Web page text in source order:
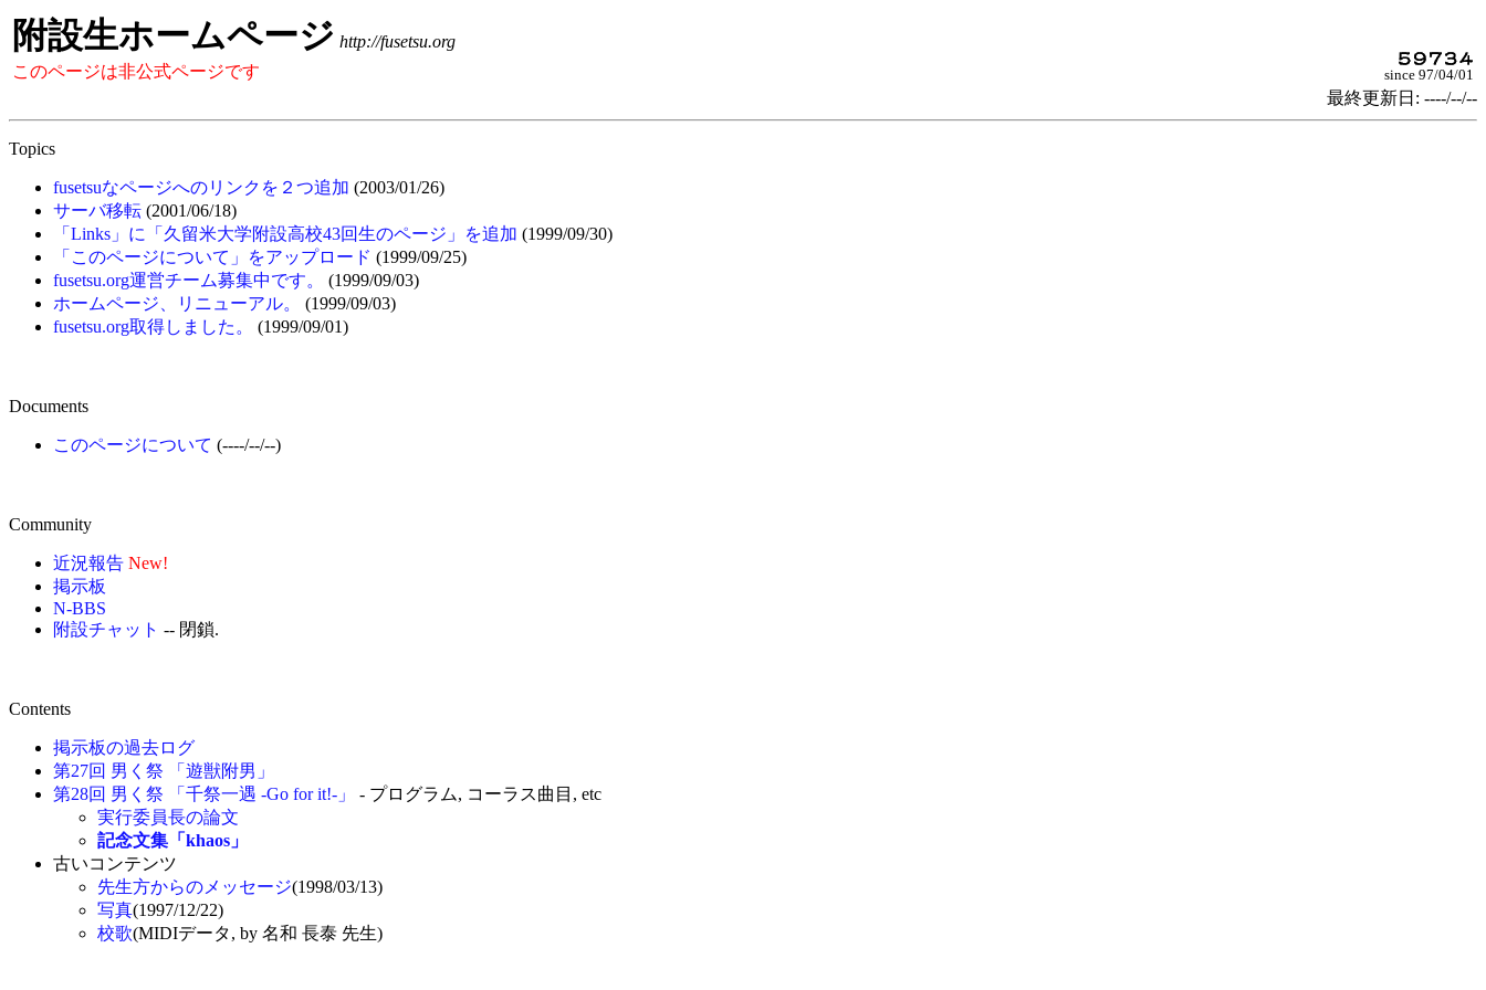
附設生ホームページ http://fusetsu.org
このページは非公式ページです
since 97/04/01
最終更新日: ----/--/--
Topics
fusetsuなページへのリンクを２つ追加 (2003/01/26)
サーバ移転 (2001/06/18)
「Links」に「久留米大学附設高校43回生のページ」を追加 (1999/09/30)
「このページについて」をアップロード (1999/09/25)
fusetsu.org運営チーム募集中です。
(1999/09/03)
ホームページ、リニューアル。
(1999/09/03)
fusetsu.org取得しました。
(1999/09/01)
Documents
このページについて (----/--/--)
Community
近況報告 New!
掲示板
N-BBS
附設チャット -- 閉鎖.
Contents
掲示板の過去ログ
第27回 男く祭 「遊獣附男」
第28回 男く祭 「千祭一遇 -Go for it!-」
- プログラム, コーラス曲目, etc
実行委員長の論文
記念文集「khaos」
古いコンテンツ
先生方からのメッセージ(1998/03/13)
写真(1997/12/22)
校歌(MIDIデータ, by 名和 長泰 先生)